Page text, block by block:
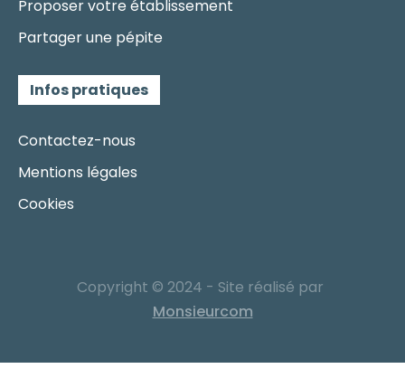
Proposer votre établissement
Partager une pépite
Infos pratiques
Contactez-nous
Mentions légales
Cookies
Copyright © 2024 - Site réalisé par
Monsieurcom